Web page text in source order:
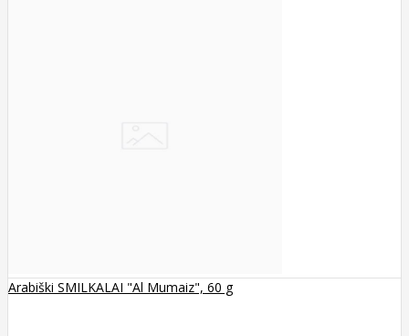
Arabiški SMILKALAI "Al Mumaiz", 60 g